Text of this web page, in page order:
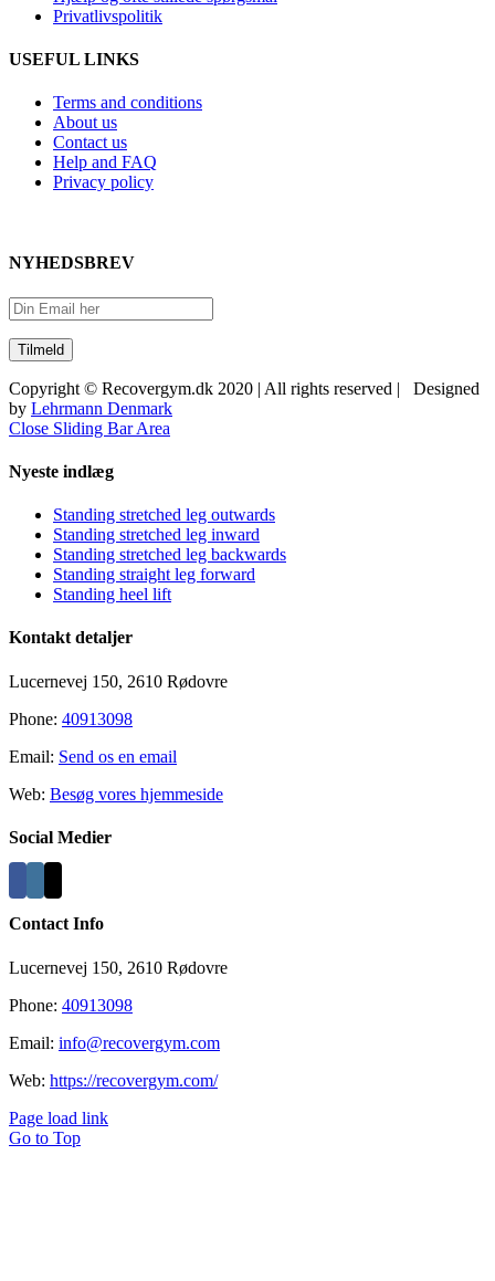
Privatlivspolitik
USEFUL LINKS
Terms and conditions
About us
Contact us
Help and FAQ
Privacy policy
NYHEDSBREV
Copyright © Recovergym.dk 2020 | All rights reserved | Designed
by Lehrmann Denmark
Close Sliding Bar Area
Nyeste indlæg
Standing stretched leg outwards
Standing stretched leg inward
Standing stretched leg backwards
Standing straight leg forward
Standing heel lift
Kontakt detaljer
Lucernevej 150, 2610 Rødovre
Phone: 40913098
Email: Send os en email
Web: Besøg vores hjemmeside
Social Medier
Contact Info
Lucernevej 150, 2610 Rødovre
Phone: 40913098
Email: info@recovergym.com
Web: https://recovergym.com/
Page load link
Go to Top